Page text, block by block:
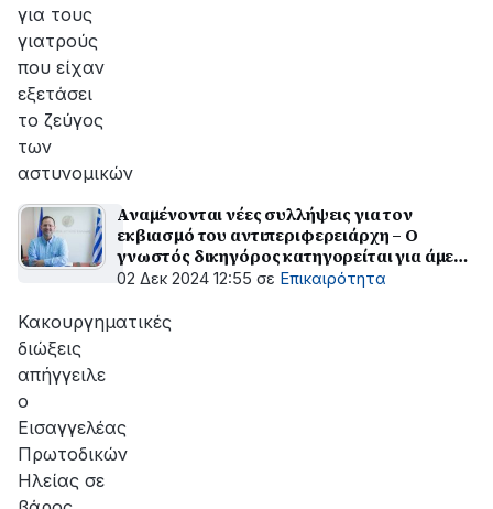
για τους
γιατρούς
που είχαν
εξετάσει
το ζεύγος
των
αστυνομικών
Αναμένονται νέες συλλήψεις για τον
εκβιασμό του αντιπεριφερειάρχη – Ο
γνωστός δικηγόρος κατηγορείται για άμεση
συνέργεια
02 Δεκ 2024 12:55 σε Επικαιρότητα
Κακουργηματικές
διώξεις
απήγγειλε
ο
Εισαγγελέας
Πρωτοδικών
Ηλείας σε